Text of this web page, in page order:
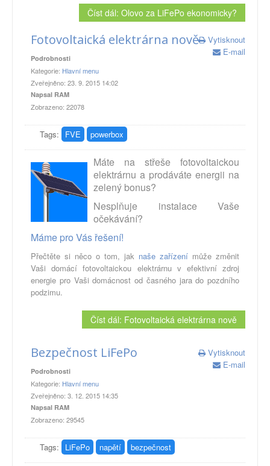
Číst dál: Olovo za LiFePo ekonomicky?
Fotovoltaická elektrárna nově
Vytisknout
E-mail
Podrobnosti
Kategorie: Hlavní menu
Zveřejněno: 23. 9. 2015 14:02
Napsal RAM
Zobrazeno: 22078
Tags: FVE powerbox
Máte na střeše fotovoltaickou
elektrárnu a prodáváte energii na
zelený bonus?
Nesplňuje instalace Vaše
očekávání?
Máme pro Vás řešení!
Přečtěte si něco o tom, jak naše zařízení může změnit
Vaši domácí fotovoltaickou elektrárnu v efektivní zdroj
energie pro Vaši domácnost od časného jara do pozdního
podzimu.
Číst dál: Fotovoltaická elektrárna nově
Bezpečnost LiFePo
Vytisknout
E-mail
Podrobnosti
Kategorie: Hlavní menu
Zveřejněno: 3. 12. 2015 14:35
Napsal RAM
Zobrazeno: 29545
Tags: LiFePo napětí bezpečnost